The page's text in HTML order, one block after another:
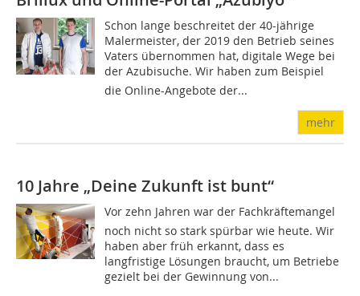
Schon lange beschreitet der 40-jährige
Malermeister, der 2019 den Betrieb seines
Vaters übernommen hat, digitale Wege bei
der Azubisuche. Wir haben zum Beispiel
die Online-Angebote der...
mehr
10 Jahre „Deine Zukunft ist bunt“
Vor zehn Jahren war der Fachkräftemangel
noch nicht so stark spürbar wie heute. Wir
haben aber früh erkannt, dass es
langfristige Lösungen braucht, um Betriebe
gezielt bei der Gewinnung von...